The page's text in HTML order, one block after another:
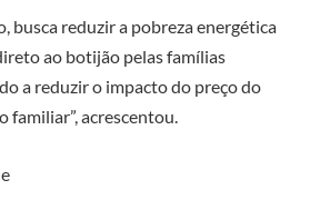
busca reduzir a pobreza energética
ao botijão pelas famílias
a reduzir o impacto do preço do
familiar”, acrescentou.